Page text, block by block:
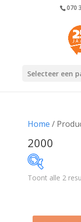
070
Selecteer een
Home /
2000
Toont alle 2